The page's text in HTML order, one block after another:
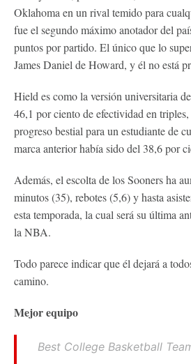
Oklahoma en un rival temido para
fue el segundo máximo anotador del
puntos por partido. El único que lo
James Daniel de Howard, y él no está
Hield es como la versión universitaria de
46,1 por ciento de efectividad en
progreso bestial para un estudiante de
marca anterior había sido del 38,6 por
Además, el escolta de los Sooners ha
minutos (35), rebotes (5,6) y hasta
esta temporada, la cual será su última
la NBA.
Todo parece indicar que él dejará a
camino.
Mejor equipo
Best College Basketball